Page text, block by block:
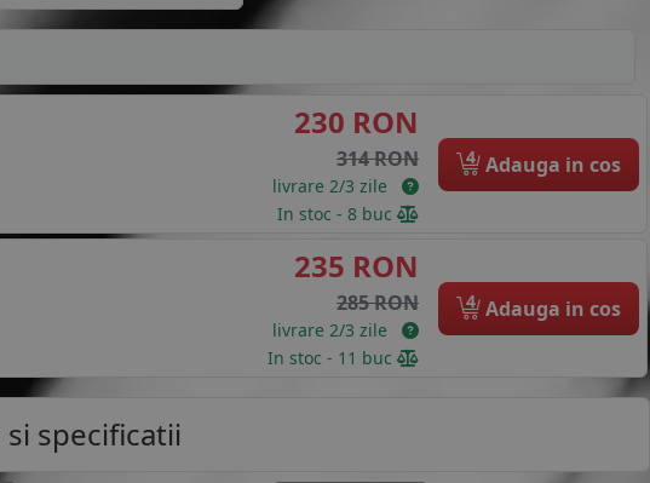
230 RON
314 RON
livrare 2/3 zile
In stoc - 8 buc
4 Adauga in cos
235 RON
285 RON
livrare 2/3 zile
In stoc - 11 buc
4 Adauga in cos
specificatii